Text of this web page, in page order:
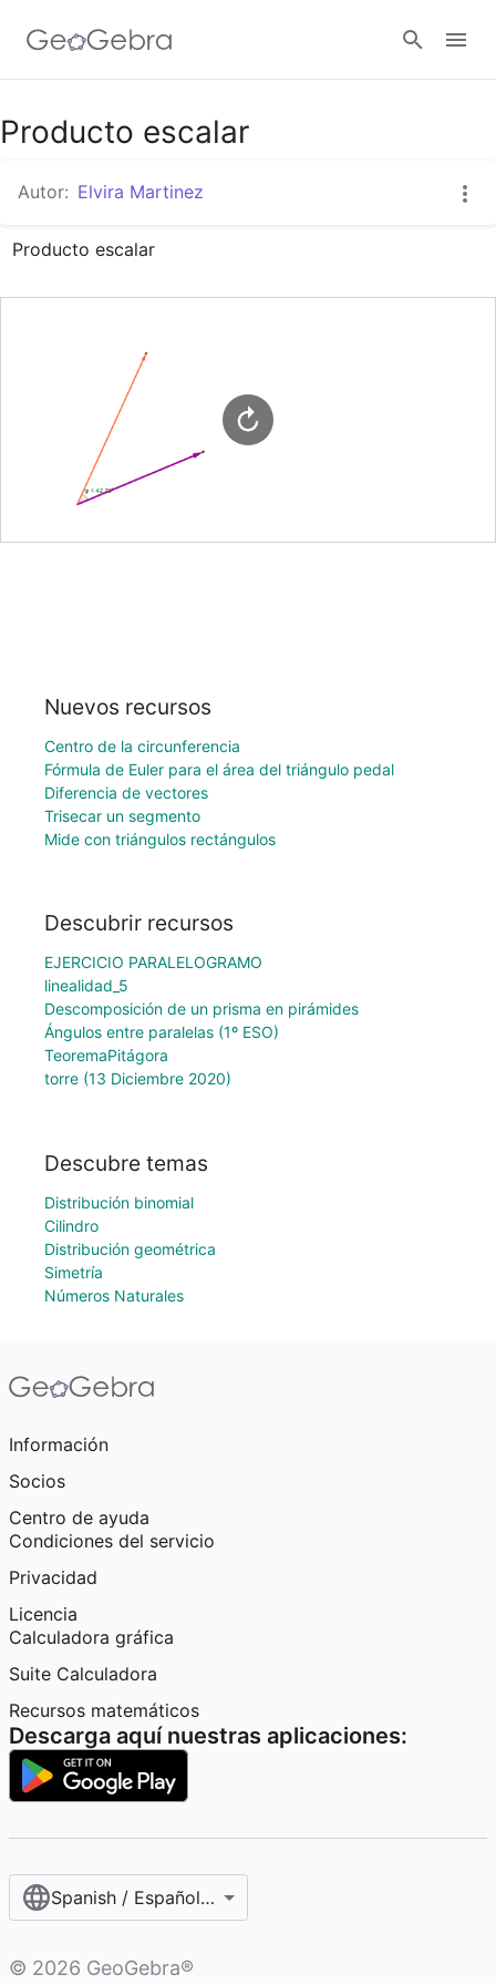
Google Classroom
GeoGebra Classroom
Producto escalar
Autor: Elvira Martinez
Producto escalar
Nuevos recursos
Centro de la circunferencia
Fórmula de Euler para el área del triángulo pedal
Diferencia de vectores
Trisecar un segmento
Mide con triángulos rectángulos
Descubrir recursos
EJERCICIO PARALELOGRAMO
linealidad_5
Descomposición de un prisma en pirámides
Ángulos entre paralelas (1º ESO)
TeoremaPitágora
torre (13 Diciembre 2020)
Descubre temas
Distribución binomial
Cilindro
Distribución geométrica
Simetría
Números Naturales
Información
Socios
Centro de ayuda
Condiciones del servicio
Privacidad
Licencia
Calculadora gráfica
Suite Calculadora
Recursos matemáticos
Descarga aquí nuestras aplicaciones:
Spanish / Español (internacional)
© 2026 GeoGebra®